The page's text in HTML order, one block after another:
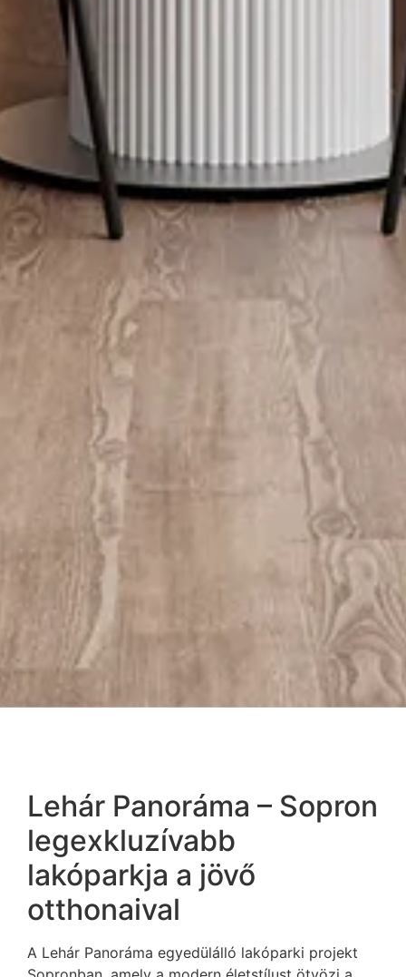
Lehár Panoráma – Sopron
legexkluzívabb
lakóparkja a jövő
otthonaival
A Lehár Panoráma egyedülálló lakóparki projekt